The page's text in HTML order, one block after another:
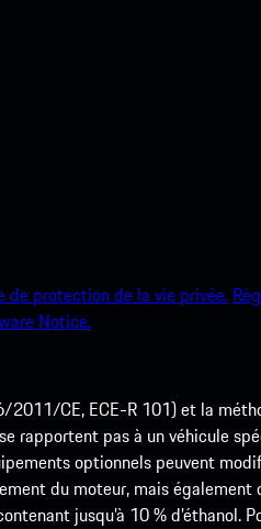
de protection de la vie privée.
Notice.
CE, ECE-R 101) et la
rapportent pas à un véhicule
optionnels peuvent
du moteur, mais
jusqu’à 10 %